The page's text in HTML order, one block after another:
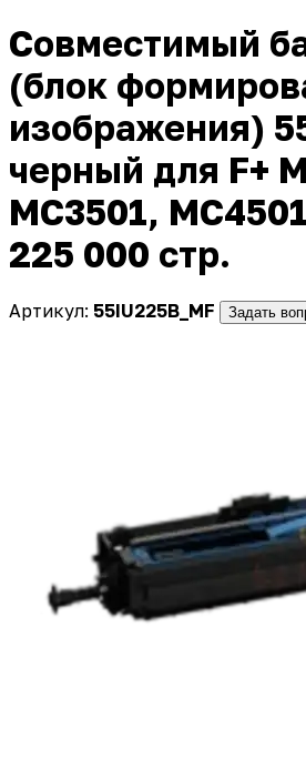
Совместимый
(блок
изображения)
черный для F+
MC3501,
225 000 стр.
Артикул: 55IU225B_MF Задать